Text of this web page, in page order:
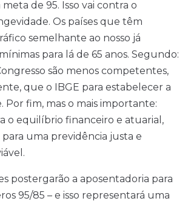
de 95. Isso vai contra o
Os países que têm
semelhante ao nosso já
para lá de 65 anos. Segundo:
são menos competentes,
que o IBGE para estabelecer a
Por fim, mas o mais importante:
o equilíbrio financeiro e atuarial,
uma previdência justa e
postergarão a aposentadoria para
95/85 – e isso representará uma